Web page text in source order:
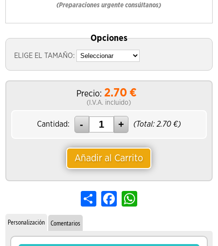
(Preparaciones urgente consúltanos)
Opciones
ELIGE EL TAMAÑO:
Precio: 2.70€
(I.V.A. incluido)
Cantidad: (Total: 2.70€)
Añadir al Carrito
Share FacebookWhatsApp
Personalización Comentarios